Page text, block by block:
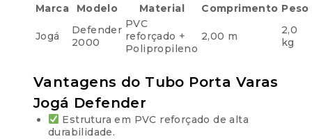
Marca Modelo Material Comprimento Peso
Jogá
Defender
2000
PVC
reforçado +
Polipropileno
2,00 m
2,0
kg
Vantagens do Tubo Porta Varas
Jogá Defender
Estrutura em PVC reforçado de alta
durabilidade.